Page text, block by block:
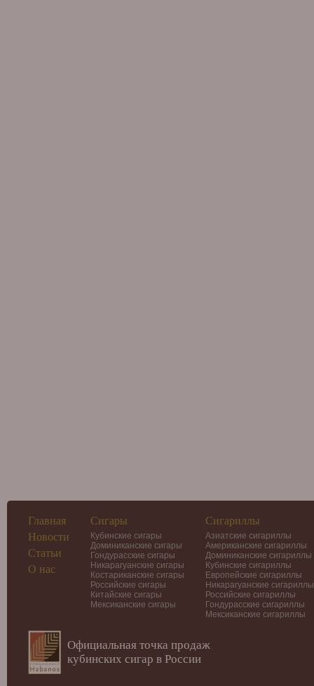
Главная
Новости
Статьи
О нас
Сигары
Кубинские сигары
Доминиканские сигары
Гондурасские сигары
Никарагуанские сигары
Костариканские сигары
Российские сигары
Китайские сигары
Мексиканские сигары
Сигариллы
Азиатские сигариллы
Американские сигариллы
Доминиканские сигариллы
Кубинские сигариллы
Европейские сигариллы
Никарагуанские сигариллы
Российские сигариллы
Гондурасские сигариллы
Мексиканские сигариллы
Официальная точка продаж
кубинских сигар в России